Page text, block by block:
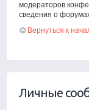
модераторов
сведения о
Вернуться к
Личные